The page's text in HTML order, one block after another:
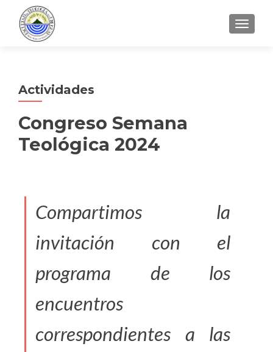
Actividades
Congreso Semana
Teológica 2024
Compartimos la
invitación con el
programa de los
encuentros
correspondientes a las